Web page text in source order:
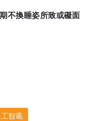
不換睡姿所致或礙面
智能